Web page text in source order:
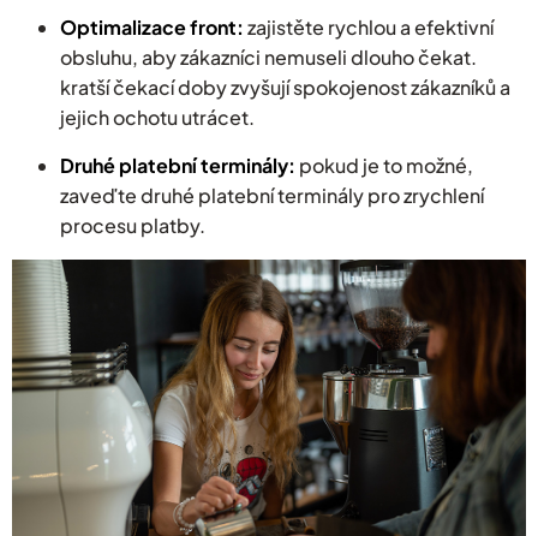
Optimalizace front: zajistěte rychlou a efektivní
obsluhu, aby zákazníci nemuseli dlouho čekat.
kratší čekací doby zvyšují spokojenost zákazníků a
jejich ochotu utrácet.
Druhé platební terminály: pokud je to možné,
zaveďte druhé platební terminály pro zrychlení
procesu platby.